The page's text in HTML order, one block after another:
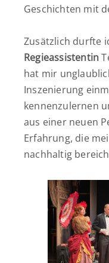
Geschichten mit
Zusätzlich durfte
Regieassistentin
hat mir
Inszenierung
kennenzulernen
aus einer neuen
Erfahrung, die
nachhaltig